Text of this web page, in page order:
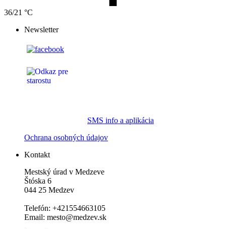
36/21 °C
Newsletter
SMS info a aplikácia
Ochrana osobných údajov
Kontakt
Mestský úrad v Medzeve
Štóska 6
044 25 Medzev
Telefón: +421554663105
Email: mesto@medzev.sk